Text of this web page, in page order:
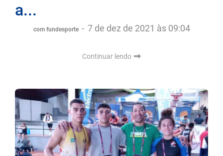
a...
com fundesporte - 7 de dez de 2021 às 09:04
Continuar lendo